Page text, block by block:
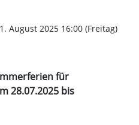
August 2025 16:00 (Freitag)
für
28.07.2025 bis